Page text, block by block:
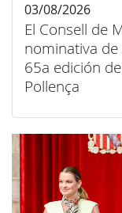
El Consell de
nominativa
65a edición
Pollença
03/08/2026